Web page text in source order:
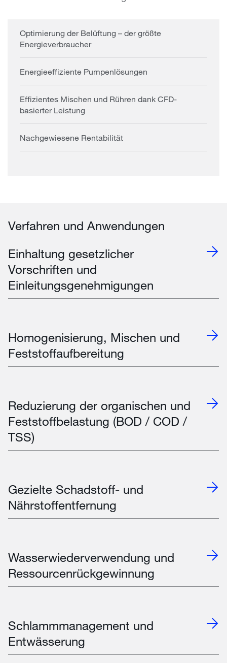
Optimierung der Belüftung – der größte
Energieverbraucher
Energieeffiziente Pumpenlösungen
Effizientes Mischen und Rühren dank CFD-
basierter Leistung
Nachgewiesene Rentabilität
Verfahren und Anwendungen
Einhaltung gesetzlicher
Vorschriften und
Einleitungsgenehmigungen
Homogenisierung, Mischen und
Feststoffaufbereitung
Reduzierung der organischen und
Feststoffbelastung (BOD / COD /
TSS)
Gezielte Schadstoff- und
Nährstoffentfernung
Wasserwiederverwendung und
Ressourcenrückgewinnung
Schlammmanagement und
Entwässerung